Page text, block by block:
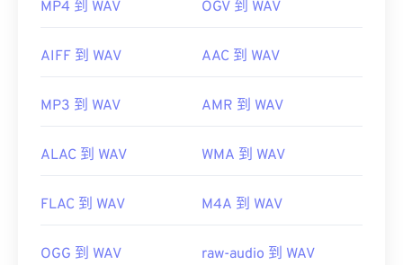
MP4 到 WAV OGV 到 WAV
AIFF 到 WAV AAC 到 WAV
MP3 到 WAV AMR 到 WAV
ALAC 到 WAV WMA 到 WAV
FLAC 到 WAV M4A 到 WAV
OGG 到 WAV raw-audio 到 WAV